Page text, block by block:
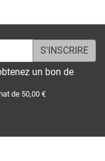
un bon de
de 50,00 €